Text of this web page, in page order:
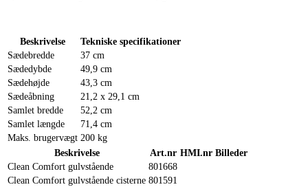
Beskrivelse
Tekniske specifikationer
Sædebredde
37 cm
Sædedybde
49,9 cm
Sædehøjde
43,3 cm
Sædeåbning
21,2 x 29,1 cm
Samlet bredde
52,2 cm
Samlet længde
71,4 cm
Maks. brugervægt 200 kg
Beskrivelse
Art.nr HMI.nr Billeder
Clean Comfort gulvstående
801668
Clean Comfort gulvstående cisterne 801591